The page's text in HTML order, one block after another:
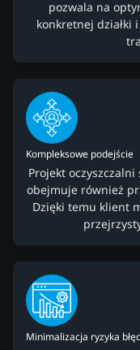
pozwala na
konkretnej działki
Kompleksowe podejście
Projekt oczyszczalni
obejmuje również
Dzięki temu klient
Minimalizacja ryzyka